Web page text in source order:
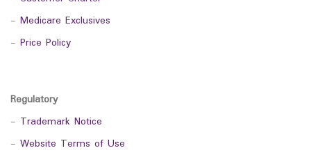
- Medicare Exclusives
- Price Policy
Regulatory
- Trademark Notice
- Website Terms of Use